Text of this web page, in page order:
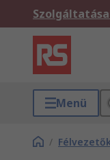
Menü
/